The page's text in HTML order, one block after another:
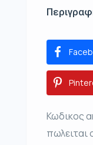
Κωδικος
πωλειται